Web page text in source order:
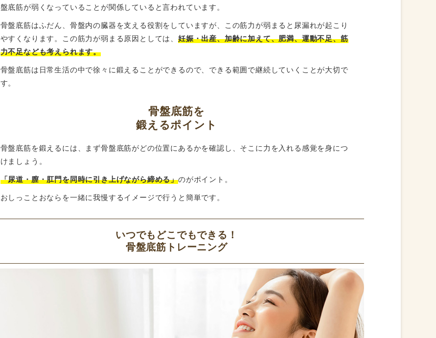
盤底筋が弱くなっていることが関係していると言われています。
骨盤底筋はふだん、骨盤内の臓器を支える役割をしていますが、この筋力が弱まると尿漏れが起こり
やすくなります。この筋力が弱まる原因としては、妊娠・出産、加齢に加えて、肥満、運動不足、筋
力不足なども考えられます。
骨盤底筋は日常生活の中で徐々に鍛えることができるので、できる範囲で継続していくことが大切で
す。
骨盤底筋を
鍛えるポイント
骨盤底筋を鍛えるには、まず骨盤底筋がどの位置にあるかを確認し、そこに力を入れる感覚を身につ
けましょう。
「尿道・膣・肛門を同時に引き上げながら締める」のがポイント。
おしっことおならを一緒に我慢するイメージで行うと簡単です。
いつでもどこでもできる！
骨盤底筋トレーニング